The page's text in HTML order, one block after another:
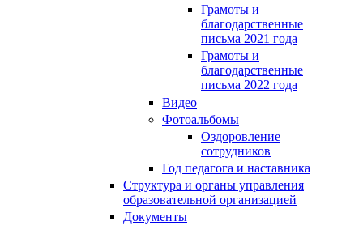
Грамоты и
благодарственные
письма 2021 года
Грамоты и
благодарственные
письма 2022 года
Видео
Фотоальбомы
Оздоровление
сотрудников
Год педагога и наставника
Структура и органы управления
образовательной организацией
Документы